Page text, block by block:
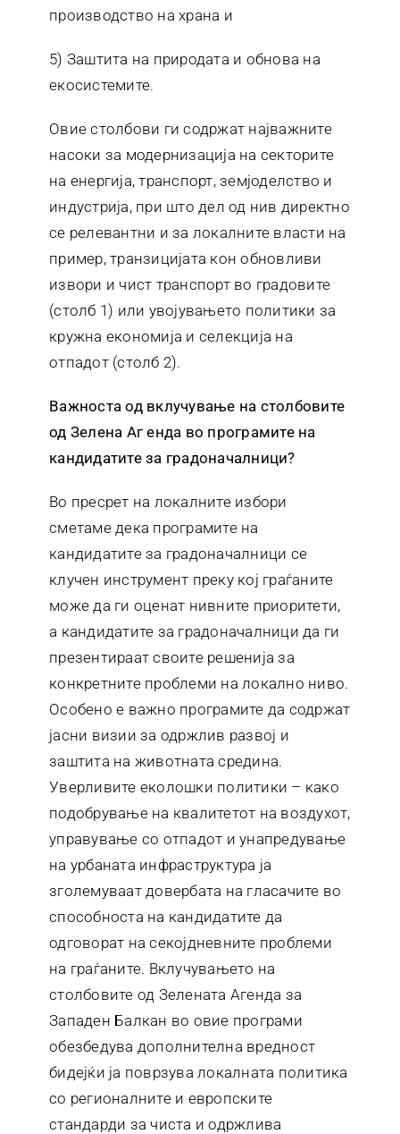
производство на храна и
5) Заштита на природата и обнова на
екосистемите.
Овие столбови ги содржат најважните
насоки за модернизација на секторите
на енергија, транспорт, земјоделство и
индустрија, при што дел од нив директно
се релевантни и за локалните власти на
пример, транзицијата кон обновливи
извори и чист транспорт во градовите
(столб 1) или увојувањето политики за
кружна економија и селекција на
отпадот (столб 2).
Важноста од вклучување на столбовите
од Зелена Агенда во програмите на
кандидатите за градоначалници?
Во пресрет на локалните избори
сметаме дека програмите на
кандидатите за градоначалници се
клучен инструмент преку кој граѓаните
може да ги оценат нивните приоритети,
а кандидатите за градоначалници да ги
презентираат своите решенија за
конкретните проблеми на локално ниво.
Особено е важно програмите да содржат
јасни визии за одржлив развој и
заштита на животната средина.
Уверливите еколошки политики – како
подобрување на квалитетот на воздухот,
управување со отпадот и унапредување
на урбаната инфраструктура ја
зголемуваат довербата на гласачите во
способноста на кандидатите да
одговорат на секојдневните проблеми
на граѓаните. Вклучувањето на
столбовите од Зелената Агенда за
Западен Балкан во овие програми
обезбедува дополнителна вредност
бидејќи ја поврзува локалната политика
со регионалните и европските
стандарди за чиста и одржлива